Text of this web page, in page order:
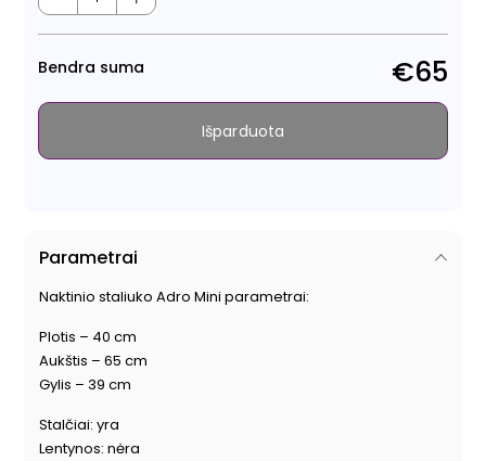
− +
Bendra suma €65
Išparduota
Parametrai
Naktinio staliuko Adro Mini parametrai:
Plotis – 40 cm
Aukštis – 65 cm
Gylis – 39 cm
Stalčiai: yra
Lentynos: nėra